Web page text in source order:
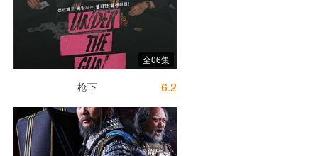
全06集
枪下 6.2